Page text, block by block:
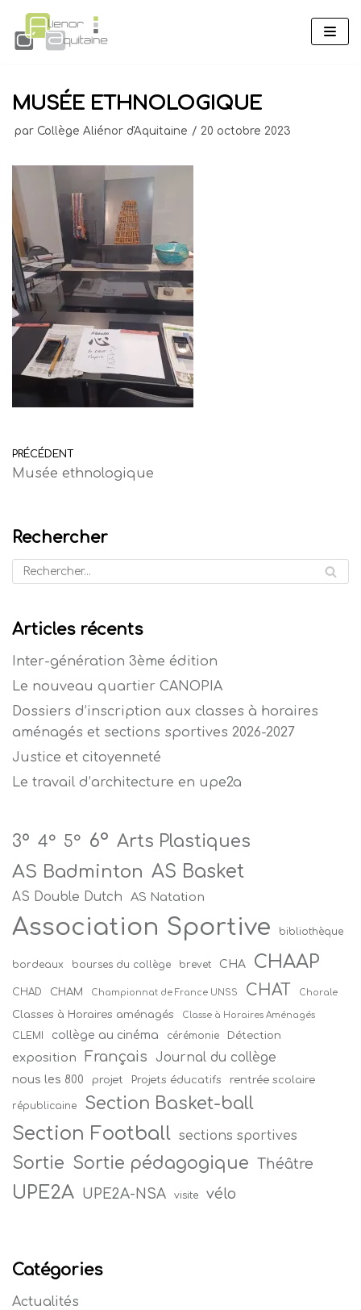
Aller
au
MUSÉE ETHNOLOGIQUE
par Collège Aliénor d'Aquitaine 20 octobre 2023
PRÉCÉDENT
Musée ethnologique
Rechercher
Articles récents
Inter-génération 3ème édition
Le nouveau quartier CANOPIA
Dossiers d’inscription aux classes à horaires
aménagés et sections sportives 2026-2027
Justice et citoyenneté
Le travail d’architecture en upe2a
3° 4° 5° 6° Arts Plastiques
AS Badminton AS Basket
AS Double Dutch AS Natation
Association Sportive bibliothèque
bordeaux bourses du collège brevet CHA CHAAP
CHAD CHAM Championnat de France UNSS CHAT Chorale
Classes à Horaires aménagés Classe à Horaires Aménagés
CLEMI collège au cinéma cérémonie Détection
exposition Français Journal du collège
nous les 800 projet Projets éducatifs rentrée scolaire
républicaine Section Basket-ball
Section Football sections sportives
Sortie Sortie pédagogique Théâtre
UPE2A UPE2A-NSA visite vélo
Catégories
Actualités